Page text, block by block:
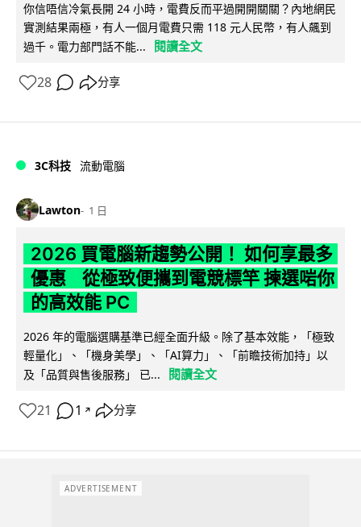
你信唔信冷氣長開 24 小時，電費反而平過開開關關？內地網民
實測結果兩極，有人一個月電費只需 118 元人民幣，有人飆到
過千。電力部門話不能...
閱讀全文
28 分享
3C科技 流動電腦
Lawton 1 日
2026 買電腦新趨勢公開！ 如何享最多
優惠 從極致便攜到電競標竿 揀選啱你
的高效能 PC
2026 年的電腦選購基準已經全面升級。除了基本效能，「極致
輕量化」、「機身美學」、「AI算力」、「前瞻技術加持」以
及「品質與售後服務」 已...
閱讀全文
21 1 ↗ 分享
ADVERTISEMENT